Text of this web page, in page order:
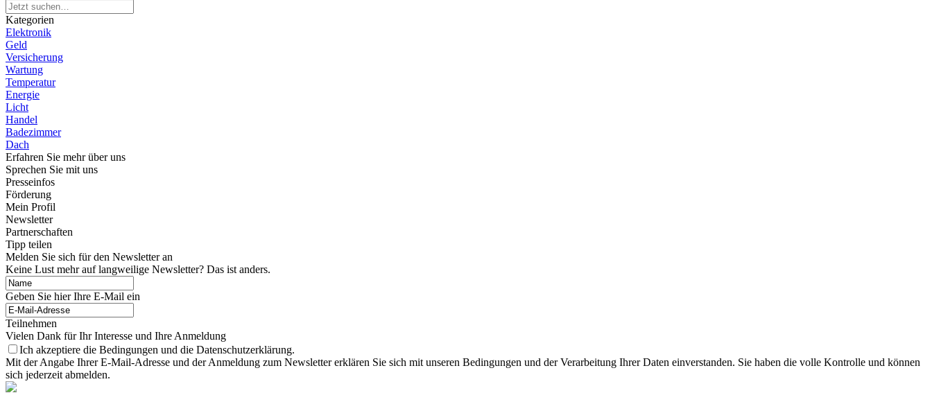
Kategorien
Elektronik
Geld
Versicherung
Wartung
Temperatur
Energie
Licht
Handel
Badezimmer
Dach
Erfahren Sie mehr über uns
Sprechen Sie mit uns
Presseinfos
Förderung
Mein Profil
Newsletter
Partnerschaften
Tipp teilen
Melden Sie sich für den Newsletter an
Keine Lust mehr auf langweilige Newsletter? Das ist anders.
Geben Sie hier Ihre E-Mail ein
Teilnehmen
Vielen Dank für Ihr Interesse und Ihre Anmeldung
Ich akzeptiere die Bedingungen und die Datenschutzerklärung.
Mit der Angabe Ihrer E-Mail-Adresse und der Anmeldung zum Newsletter erklären Sie sich mit unseren Bedingungen und der Verarbeitung Ihrer Daten einverstanden. Sie haben die volle Kontrolle und können
sich jederzeit abmelden.